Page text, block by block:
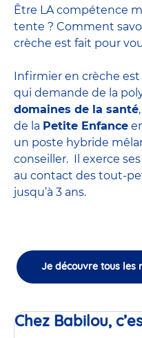
Être LA compétence
tente ? Comment
crèche est fait pour
Infirmier en crèche
qui demande de la
domaines de la santé
de la Petite Enfance
un poste hybride
conseiller. Il exerce
au contact des tout-
jusqu’à 3 ans.
Je découvre tous les
Chez Babilou,